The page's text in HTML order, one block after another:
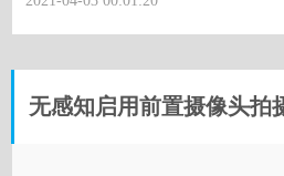
无感知启用前置摄像头拍